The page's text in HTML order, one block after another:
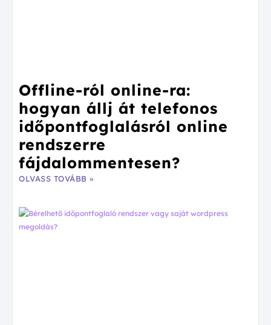
Offline-ról online-ra:
hogyan állj át telefonos
időpontfoglalásról online
rendszerre
fájdalommentesen?
OLVASS TOVÁBB »